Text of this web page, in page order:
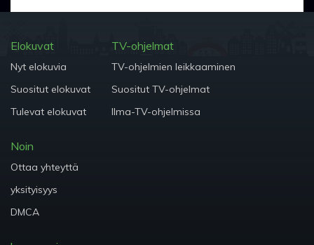
Elokuvat
Nyt elokuvia
Suositut elokuvat
Tulevat elokuvat
TV-ohjelmat
TV-ohjelmien leikkaaminen
Suositut TV-ohjelmat
Ilma-TV-ohjelmissa
Noin
Ottaa yhteyttä
yksityisyys
DMCA